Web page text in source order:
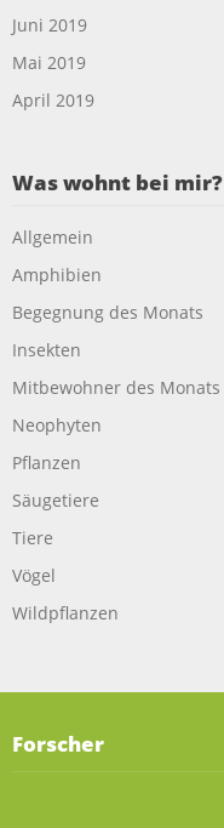
Juni 2019
Mai 2019
April 2019
Was wohnt bei mir?
Allgemein
Amphibien
Begegnung des Monats
Insekten
Mitbewohner des Monats
Neophyten
Pflanzen
Säugetiere
Tiere
Vögel
Wildpflanzen
Forscher